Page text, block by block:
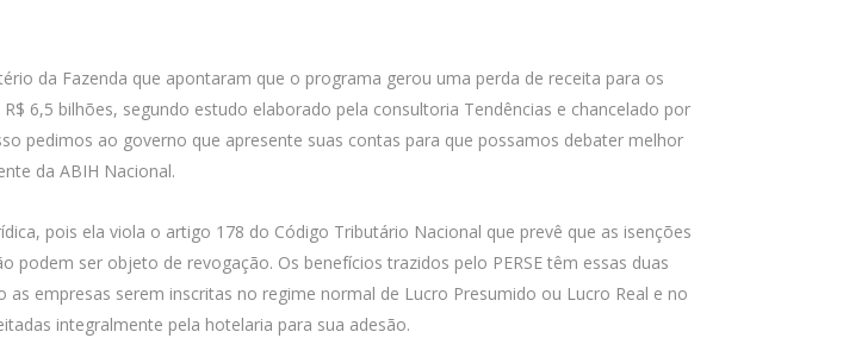
da Fazenda que apontaram que o programa gerou uma perda de receita para os
6,5 bilhões, segundo estudo elaborado pela consultoria Tendências e chancelado por
pedimos ao governo que apresente suas contas para que possamos debater melhor
da ABIH Nacional.
pois ela viola o artigo 178 do Código Tributário Nacional que prevê que as isenções
ser objeto de revogação. Os benefícios trazidos pelo PERSE têm essas duas
empresas serem inscritas no regime normal de Lucro Presumido ou Lucro Real e no
integralmente pela hotelaria para sua adesão.